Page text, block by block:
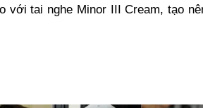
với tai nghe Minor III Cream, tạo